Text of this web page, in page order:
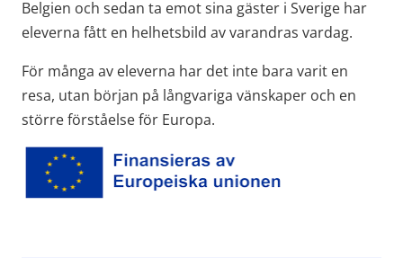
Belgien och sedan ta emot sina gäster i Sverige har
eleverna fått en helhetsbild av varandras vardag.
För många av eleverna har det inte bara varit en
resa, utan början på långvariga vänskaper och en
större förståelse för Europa.